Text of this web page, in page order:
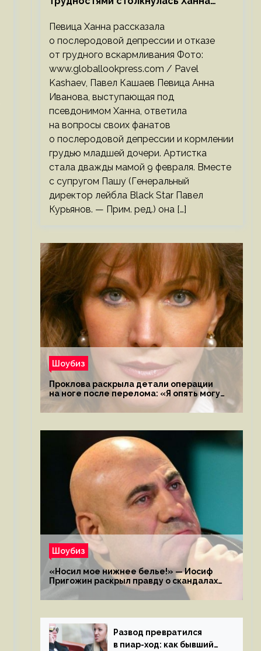
Певица Ханна рассказала
о послеродовой депрессии и отказе
от грудного вскармливания Фото:
www.globallookpress.com / Pavel
Kashaev, Павел Кашаев Певица Анна
Иванова, выступающая под
псевдонимом Ханна, ответила
на вопросы своих фанатов
о послеродовой депрессии и кормлении
грудью младшей дочери. Артистка
стала дважды мамой 9 февраля. Вместе
с супругом Пашу (Генеральный
директор лейбла Black Star Павел
Курьянов. — Прим. ред.) она […]
Шоубиз
Проклова раскрыла детали операции
на ноге после перелома: «Я опять могу
ходить»
Шоубиз
«Носил мое нижнее белье!» — Иосиф
Пригожин раскрыл правду о скандалах
с мужем своей экс-жены
Развод превратился
в пиар-ход: как бывший